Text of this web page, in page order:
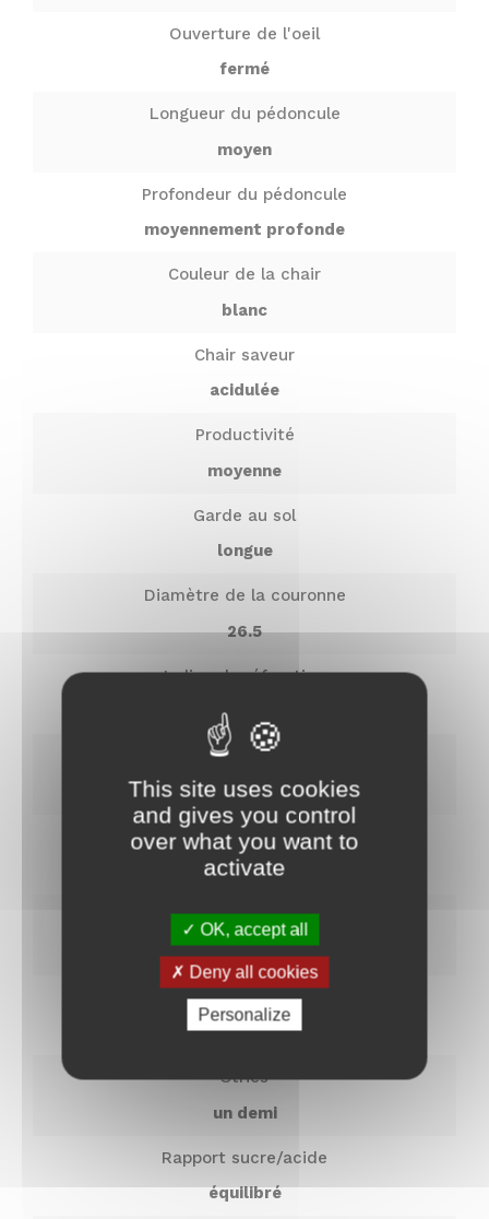
Ouverture de l'oeil
fermé
Longueur du pédoncule
moyen
Profondeur du pédoncule
moyennement profonde
Couleur de la chair
blanc
Chair saveur
acidulée
Productivité
moyenne
Garde au sol
longue
Diamètre de la couronne
26.5
Indice de réfraction
Jutosité
juteux
Maturité
Très tardive (novembre)
Masse volumique
1052
Texture de la chair
grossière
Stries
un demi
Rapport sucre/acide
équilibré
This site uses cookies
and gives you control
over what you want to
activate
OK, accept all
Deny all cookies
Personalize